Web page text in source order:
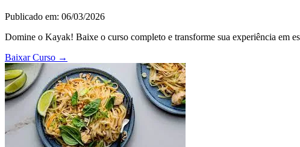
Publicado em: 06/03/2026
Domine o Kayak! Baixe o curso completo e transforme sua experiência em
Baixar Curso →